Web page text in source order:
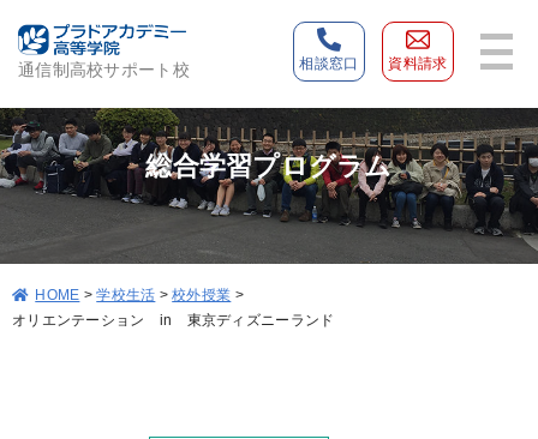
通信制高校サポート校
総合学習プログラム
HOME >学校生活 >校外授業 >
オリエンテーション in 東京ディズニーランド
相談窓口 資料請求